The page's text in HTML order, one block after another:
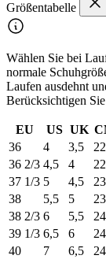
Größentabelle
Wählen Sie bei
normale
Laufen ausdehnt
Berücksichtigen
EU US UK
36
4 3,5
22
36 2/3 4,5 4
37 1/3 5 4,5
23
38
5,5 5
38 2/3 6 5,5
24
39 1/3 6,5 6
40
7 6,5